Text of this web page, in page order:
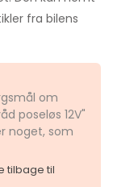
fra bilens
om
poseløs 12V"
noget, som
tilbage til